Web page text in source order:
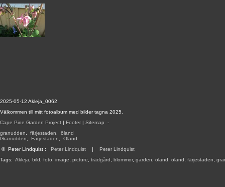
2025-05-12 Akleja_0062
Välkommen till mitt fotoalbum med bilder tagna 2025.
Cape Pine Garden Project | Footer | Sitemap -
granudden
färjestaden
öland
Granudden
Färjestaden
Öland
© Peter Lindquist : Peter Lindquist | Peter Lindquist
Tags: Akleja bild foto image picture trädgård blommor, garden öland öland färjestaden